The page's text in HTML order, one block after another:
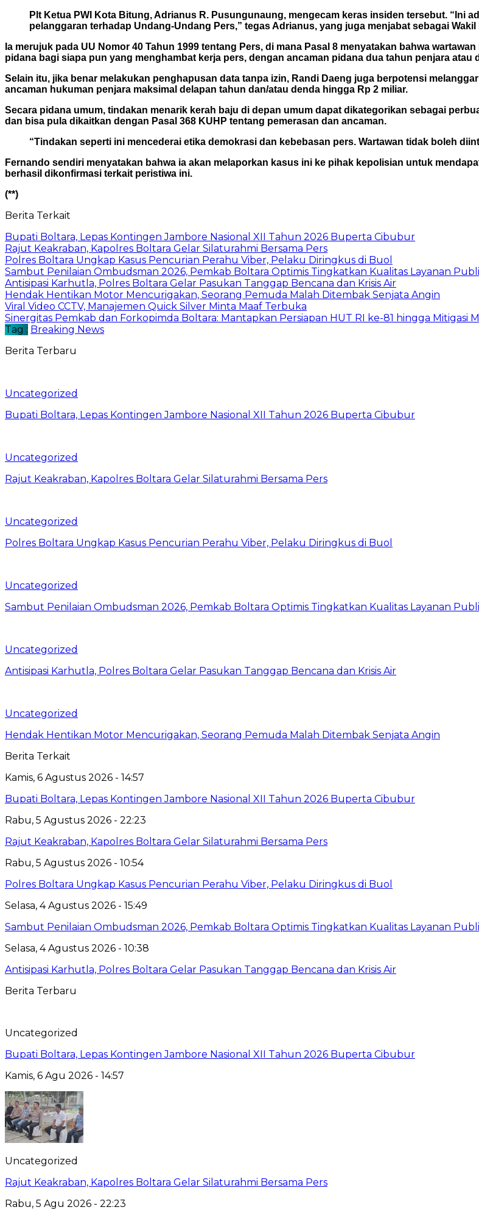
Plt Ketua PWI Kota Bitung, Adrianus R. Pusungunaung, mengecam keras insiden tersebut. “Ini
pelanggaran terhadap Undang-Undang Pers,” tegas Adrianus, yang juga menjabat sebagai
Ia merujuk pada UU Nomor 40 Tahun 1999 tentang Pers, di mana Pasal 8 menyatakan bahwa
pidana bagi siapa pun yang menghambat kerja pers, dengan ancaman pidana dua tahun penjara atau
Selain itu, jika benar melakukan penghapusan data tanpa izin, Randi Daeng juga berpotensi
ancaman hukuman penjara maksimal delapan tahun dan/atau denda hingga Rp 2 miliar.
Secara pidana umum, tindakan menarik kerah baju di depan umum dapat dikategorikan sebagai
dan bisa pula dikaitkan dengan Pasal 368 KUHP tentang pemerasan dan ancaman.
“Tindakan seperti ini mencederai etika demokrasi dan kebebasan pers. Wartawan tidak boleh
Fernando sendiri menyatakan bahwa ia akan melaporkan kasus ini ke pihak kepolisian untuk
berhasil dikonfirmasi terkait peristiwa ini.
(**)
Berita Terkait
Bupati Boltara, Lepas Kontingen Jambore Nasional XII Tahun 2026 Buperta Cibubur
Rajut Keakraban, Kapolres Boltara Gelar Silaturahmi Bersama Pers
Polres Boltara Ungkap Kasus Pencurian Perahu Viber, Pelaku Diringkus di Buol
Sambut Penilaian Ombudsman 2026, Pemkab Boltara Optimis Tingkatkan Kualitas Layanan
Antisipasi Karhutla, Polres Boltara Gelar Pasukan Tanggap Bencana dan Krisis Air
Hendak Hentikan Motor Mencurigakan, Seorang Pemuda Malah Ditembak Senjata Angin
Viral Video CCTV, Manajemen Quick Silver Minta Maaf Terbuka
Sinergitas Pemkab dan Forkopimda Boltara: Mantapkan Persiapan HUT RI ke-81 hingga Mitigasi
Tag : Breaking News
Berita Terbaru
Uncategorized
Bupati Boltara, Lepas Kontingen Jambore Nasional XII Tahun 2026 Buperta Cibubur
Uncategorized
Rajut Keakraban, Kapolres Boltara Gelar Silaturahmi Bersama Pers
Uncategorized
Polres Boltara Ungkap Kasus Pencurian Perahu Viber, Pelaku Diringkus di Buol
Uncategorized
Sambut Penilaian Ombudsman 2026, Pemkab Boltara Optimis Tingkatkan Kualitas Layanan
Uncategorized
Antisipasi Karhutla, Polres Boltara Gelar Pasukan Tanggap Bencana dan Krisis Air
Uncategorized
Hendak Hentikan Motor Mencurigakan, Seorang Pemuda Malah Ditembak Senjata Angin
Berita Terkait
Kamis, 6 Agustus 2026 - 14:57
Bupati Boltara, Lepas Kontingen Jambore Nasional XII Tahun 2026 Buperta Cibubur
Rabu, 5 Agustus 2026 - 22:23
Rajut Keakraban, Kapolres Boltara Gelar Silaturahmi Bersama Pers
Rabu, 5 Agustus 2026 - 10:54
Polres Boltara Ungkap Kasus Pencurian Perahu Viber, Pelaku Diringkus di Buol
Selasa, 4 Agustus 2026 - 15:49
Sambut Penilaian Ombudsman 2026, Pemkab Boltara Optimis Tingkatkan Kualitas Layanan
Selasa, 4 Agustus 2026 - 10:38
Antisipasi Karhutla, Polres Boltara Gelar Pasukan Tanggap Bencana dan Krisis Air
Berita Terbaru
Uncategorized
Bupati Boltara, Lepas Kontingen Jambore Nasional XII Tahun 2026 Buperta Cibubur
Kamis, 6 Agu 2026 - 14:57
Uncategorized
Rajut Keakraban, Kapolres Boltara Gelar Silaturahmi Bersama Pers
Rabu, 5 Agu 2026 - 22:23